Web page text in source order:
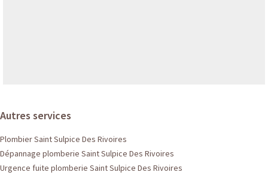
Autres services
Plombier Saint Sulpice Des Rivoires
Dépannage plomberie Saint Sulpice Des Rivoires
Urgence fuite plomberie Saint Sulpice Des Rivoires